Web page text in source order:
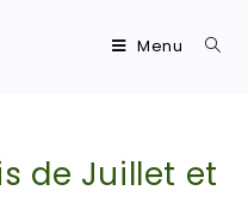
Menu
de Juillet et